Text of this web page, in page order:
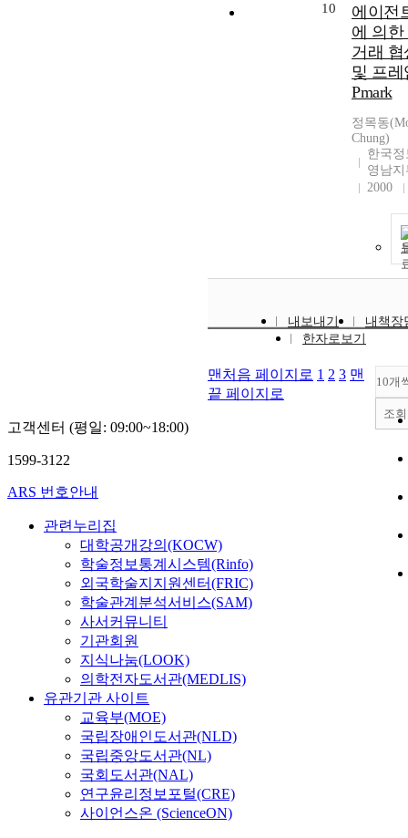
10
에이전
에 의한
거래 협
및 프
Pmark
정목동
Chung)
한국
영남지
2000
내보내기
내책장
한자로보기
10개
조회
맨처음 페이지로 1 2 3 맨
끝 페이지로
고객센터 (평일: 09:00~18:00)
1599-3122
ARS 번호안내
관련누리집
대학공개강의(KOCW)
학술정보통계시스템(Rinfo)
외국학술지지원센터(FRIC)
학술관계분석서비스(SAM)
사서커뮤니티
기관회원
지식나눔(LOOK)
의학전자도서관(MEDLIS)
유관기관 사이트
교육부(MOE)
국립장애인도서관(NLD)
국립중앙도서관(NL)
국회도서관(NAL)
연구윤리정보포털(CRE)
사이언스온 (ScienceON)